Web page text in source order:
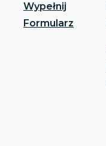
Wypełnij
Formularz